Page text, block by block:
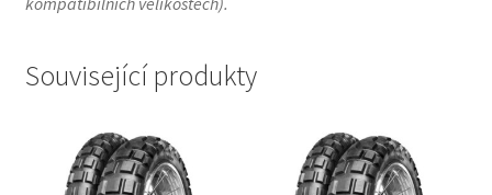
Související produkty